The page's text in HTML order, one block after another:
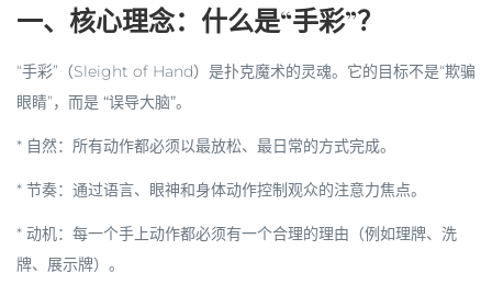
一、核心理念：什么是“手彩”？
“手彩”（Sleight of Hand）是扑克魔术的灵魂。它的目标不是“欺骗
眼睛”，而是 “误导大脑”。
* 自然：所有动作都必须以最放松、最日常的方式完成。
* 节奏：通过语言、眼神和身体动作控制观众的注意力焦点。
* 动机：每一个手上动作都必须有一个合理的理由（例如理牌、洗
牌、展示牌）。